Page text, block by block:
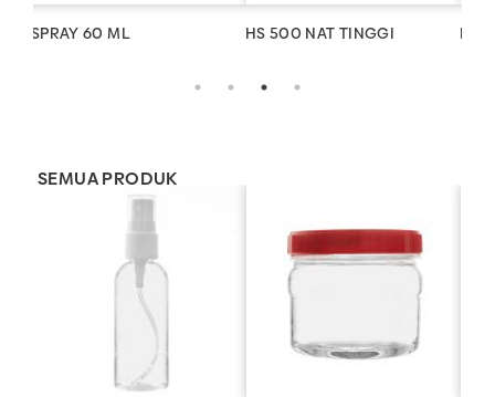
SPRAY 60 ML HS 500 NAT TINGGI HW
SEMUA PRODUK